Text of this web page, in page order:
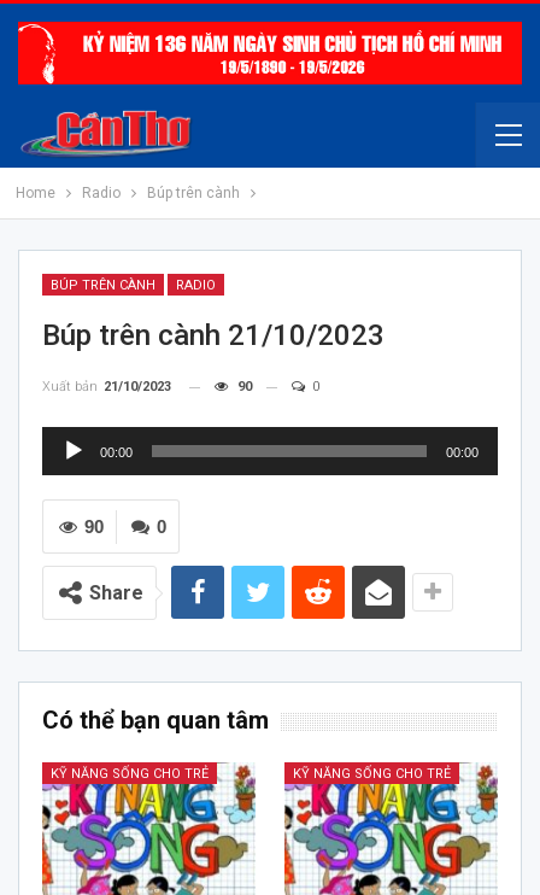
Home Radio Búp trên cành
BÚP TRÊN CÀNH RADIO
Búp trên cành 21/10/2023
Xuất bản 21/10/2023 90 0
Trình
Audio
00:00 00:00
0
90
Share
Có thể bạn quan tâm
KỸ NĂNG SỐNG CHO TRẺ KỸ NĂNG SỐNG CHO TRẺ